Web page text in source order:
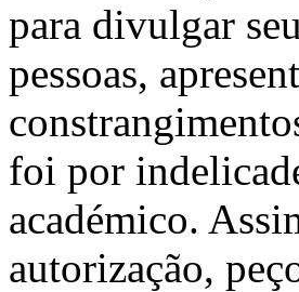
para divulgar
pessoas,
foi por
académico.
autorização,